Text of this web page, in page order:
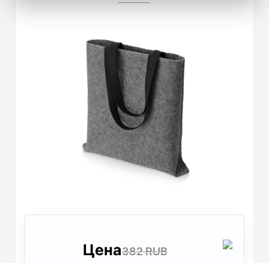
Цена382 RUB